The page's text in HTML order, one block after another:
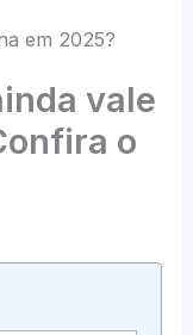
em 2025?
vale
o